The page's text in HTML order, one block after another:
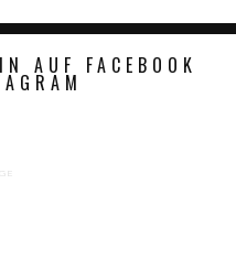
AUF FACEBOOK